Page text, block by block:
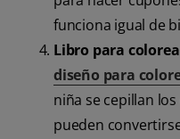
funciona igual de
Libro para
diseño para
niña se cepillan
pueden